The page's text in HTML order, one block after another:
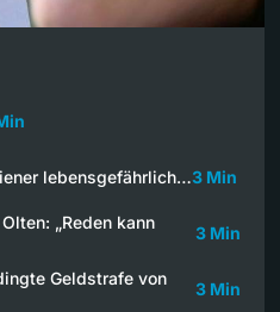
lebensgefährlich…3 Min
„Reden kann
3 Min
Geldstrafe von
3 Min